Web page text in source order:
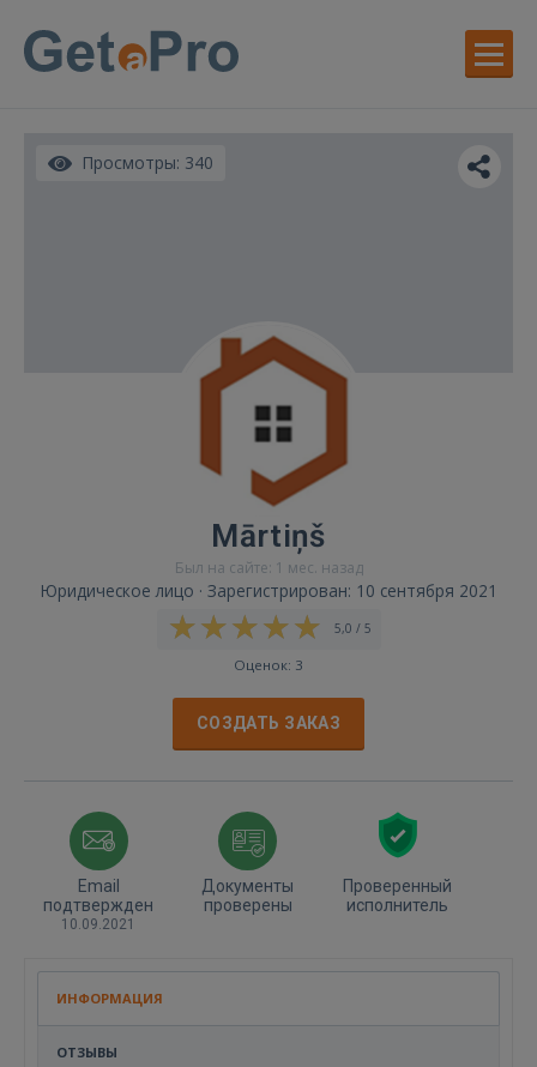
Просмотры: 340
Mārtiņš
Был на сайте: 1 мес. назад
Юридическое лицо · Зарегистрирован: 10 сентября 2021
5,0 / 5
Оценок: 3
СОЗДАТЬ ЗАКАЗ
Email
подтвержден
10.09.2021
Документы
проверены
Проверенный
исполнитель
ИНФОРМАЦИЯ
ОТЗЫВЫ